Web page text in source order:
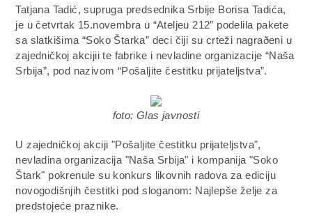
Tatjana Tadić, supruga predsednika Srbije Borisa Tadića,
je u četvrtak 15.novembra u “Ateljeu 212″ podelila pakete
sa slatkišima “Soko Štarka” deci čiji su crteži nagraðeni u
zajedničkoj akcijii te fabrike i nevladine organizacije “Naša
Srbija”, pod nazivom “Pošaljite čestitku prijateljstva”.
foto: Glas javnosti
U zajedničkoj akciji "Pošaljite čestitku prijateljstva",
nevladina organizacija "Naša Srbija" i kompanija "Soko
Štark" pokrenule su konkurs likovnih radova za ediciju
novogodišnjih čestitki pod sloganom: Najlepše želje za
predstojeće praznike.